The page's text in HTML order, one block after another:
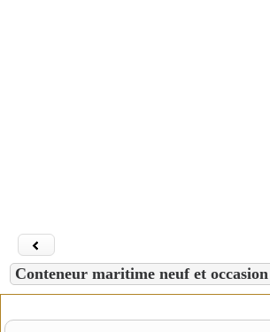
Conteneur maritime neuf et occasion